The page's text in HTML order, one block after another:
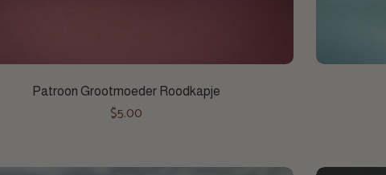
Toevoegen aan winkelwagen
Patroon Grootmoeder Roodkapje
$5.00